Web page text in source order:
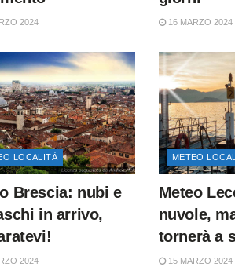
2024 16 MARZO 2024
LOCALITÀ
Brescia: nubi e
in arrivo,
2024
METEO
Meteo
nuvole,
tornerà a
15 MARZO 2024